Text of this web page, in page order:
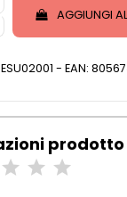
AGGIUNGI
- EAN:
prodotto